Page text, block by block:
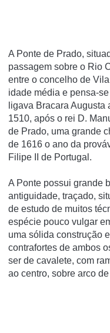
A Ponte de Prado,
passagem sobre o Rio
entre o concelho de
idade média e pensa-
ligava Bracara Augusta
1510, após o rei D.
de Prado, uma grande
de 1616 o ano da
Filipe II de Portugal.
A Ponte possui grande
antiguidade, traçado,
de estudo de muitos
espécie pouco vulgar
uma sólida construção
contrafortes de ambos
ser de cavalete, com
ao centro, sobre arco